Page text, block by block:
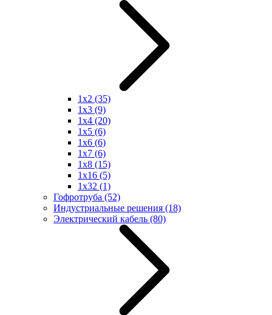
1x2 (35)
1x3 (9)
1x4 (20)
1x5 (6)
1x6 (6)
1x7 (6)
1x8 (15)
1x16 (5)
1x32 (1)
Гофротруба (52)
Индустриальные решения (18)
Электрический кабель (80)